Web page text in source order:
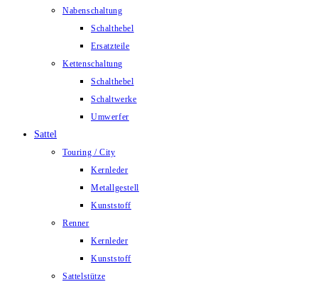
Nabenschaltung
Schalthebel
Ersatzteile
Kettenschaltung
Schalthebel
Schaltwerke
Umwerfer
Sattel
Touring / City
Kernleder
Metallgestell
Kunststoff
Renner
Kernleder
Kunststoff
Sattelstütze